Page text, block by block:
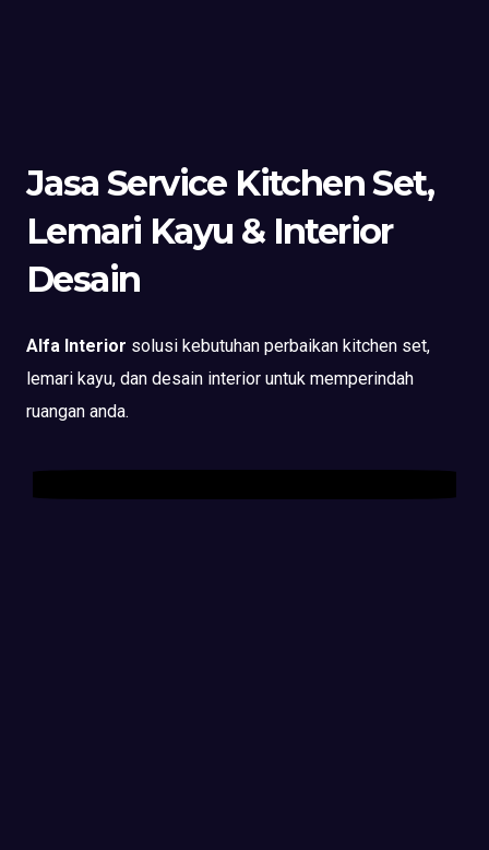
Jasa Service Kitchen Set,
Lemari Kayu & Interior
Desain
Alfa Interior solusi kebutuhan perbaikan kitchen set,
lemari kayu, dan desain interior untuk memperindah
ruangan anda.